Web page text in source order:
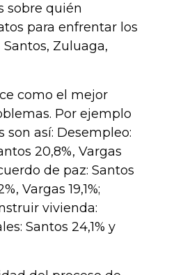
sobre quién
para enfrentar los
Zuluaga,
como el mejor
Por ejemplo
son así: Desempleo:
20,8%, Vargas
de paz: Santos
Vargas 19,1%;
vivienda:
Santos 24,1% y